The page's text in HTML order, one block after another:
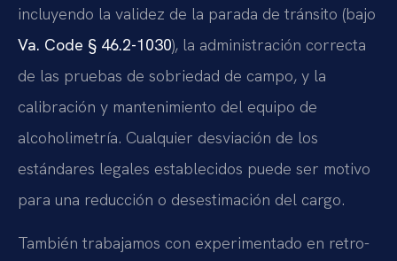
incluyendo la validez de la parada de tránsito (bajo
Va. Code § 46.2-1030), la administración correcta
de las pruebas de sobriedad de campo, y la
calibración y mantenimiento del equipo de
alcoholimetría. Cualquier desviación de los
estándares legales establecidos puede ser motivo
para una reducción o desestimación del cargo.
También trabajamos con experimentado en retro-